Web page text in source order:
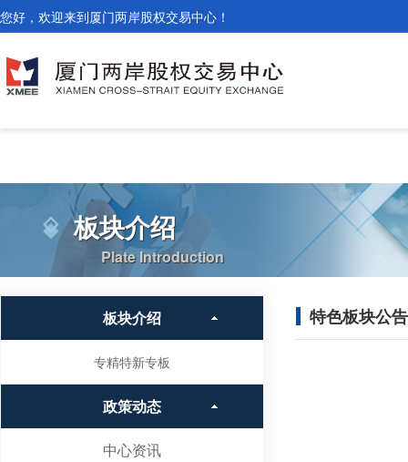
您好，欢迎来到厦门两岸股权交易中心！
板块介绍
Plate Introduction
板块介绍
专精特新专板
政策动态
中心资讯
特色板块公告